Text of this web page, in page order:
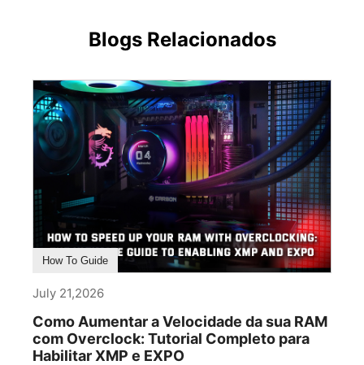
Blogs Relacionados
How To Guide
July 21,2026
Como Aumentar a Velocidade da sua RAM
com Overclock: Tutorial Completo para
Habilitar XMP e EXPO